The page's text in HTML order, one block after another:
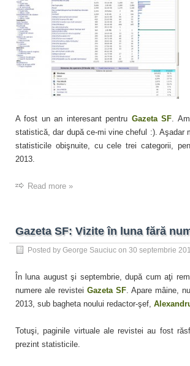
A fost un an interesant pentru Gazeta SF.
statistică, dar după ce-mi vine cheful :). Aşadar
statisticile obişnuite, cu cele trei categorii,
2013.
Read more »
Gazeta SF: Vizite în luna fără
Posted by George Sauciuc on 30 septembrie
În luna august şi septembrie, după cum aţi
numere ale revistei Gazeta SF. Apare mâine,
2013, sub bagheta noului redactor-şef,
Totuşi, paginile virtuale ale revistei au fost
prezint statisticile.